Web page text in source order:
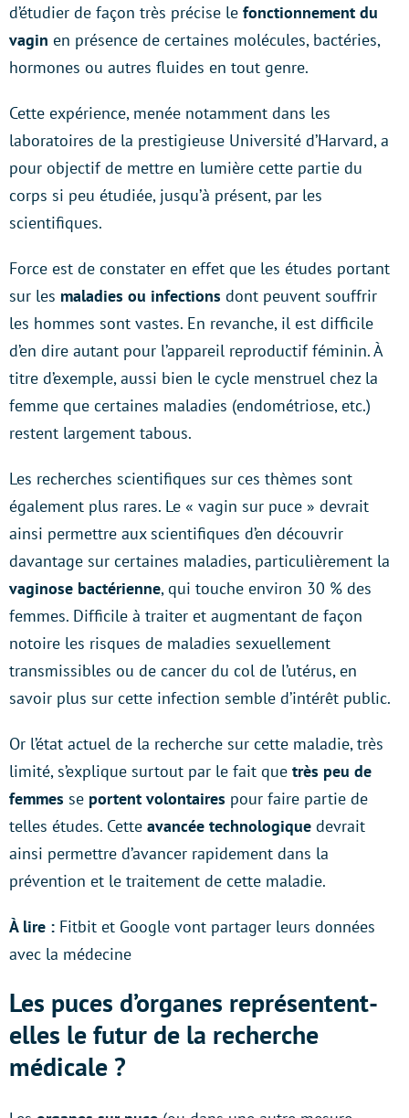
d’étudier de façon très précise le fonctionnement du
vagin en présence de certaines molécules, bactéries,
hormones ou autres fluides en tout genre.
Cette expérience, menée notamment dans les
laboratoires de la prestigieuse Université d’Harvard, a
pour objectif de mettre en lumière cette partie du
corps si peu étudiée, jusqu’à présent, par les
scientifiques.
Force est de constater en effet que les études portant
sur les maladies ou infections dont peuvent souffrir
les hommes sont vastes. En revanche, il est difficile
d’en dire autant pour l’appareil reproductif féminin. À
titre d’exemple, aussi bien le cycle menstruel chez la
femme que certaines maladies (endométriose, etc.)
restent largement tabous.
Les recherches scientifiques sur ces thèmes sont
également plus rares. Le « vagin sur puce » devrait
ainsi permettre aux scientifiques d’en découvrir
davantage sur certaines maladies, particulièrement la
vaginose bactérienne, qui touche environ 30 % des
femmes. Difficile à traiter et augmentant de façon
notoire les risques de maladies sexuellement
transmissibles ou de cancer du col de l’utérus, en
savoir plus sur cette infection semble d’intérêt public.
Or l’état actuel de la recherche sur cette maladie, très
limité, s’explique surtout par le fait que très peu de
femmes se portent volontaires pour faire partie de
telles études. Cette avancée technologique devrait
ainsi permettre d’avancer rapidement dans la
prévention et le traitement de cette maladie.
À lire : Fitbit et Google vont partager leurs données
avec la médecine
Les puces d’organes représentent-
elles le futur de la recherche
médicale ?